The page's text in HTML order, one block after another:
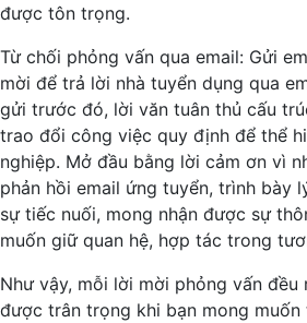
được tôn trọng.
Từ chối phỏng vấn qua email: Gửi
mời để trả lời nhà tuyển dụng qua
gửi trước đó, lời văn tuân thủ cấu
trao đổi công việc quy định để thể
nghiệp. Mở đầu bằng lời cảm ơn vì
phản hồi email ứng tuyển, trình bày
sự tiếc nuối, mong nhận được sự
muốn giữ quan hệ, hợp tác trong
Như vậy, mỗi lời mời phỏng vấn đều
được trân trọng khi bạn mong muốn